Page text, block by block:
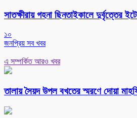
সাতক্ষীরায় গহনা ছিনতাইকালে দুর্বৃত্তের
১০
জনপ্রিয় সব খবর
এ সম্পর্কিত আরও খবর
তালায় সৈয়দ উপল বখতের স্মরণে দোয়া